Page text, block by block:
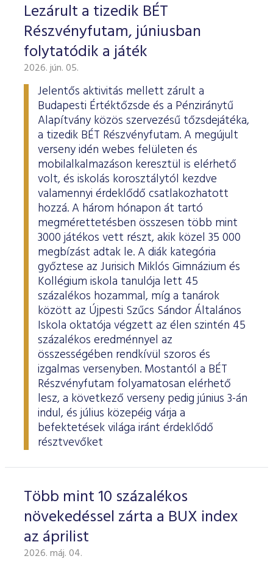
Lezárult a tizedik BÉT
Részvényfutam, júniusban
folytatódik a játék
2026. jún. 05.
Jelentős aktivitás mellett zárult a
Budapesti Értéktőzsde és a Pénziránytű
Alapítvány közös szervezésű tőzsdejátéka,
a tizedik BÉT Részvényfutam. A megújult
verseny idén webes felületen és
mobilalkalmazáson keresztül is elérhető
volt, és iskolás korosztálytól kezdve
valamennyi érdeklődő csatlakozhatott
hozzá. A három hónapon át tartó
megmérettetésben összesen több mint
3000 játékos vett részt, akik közel 35 000
megbízást adtak le. A diák kategória
győztese az Jurisich Miklós Gimnázium és
Kollégium iskola tanulója lett 45
százalékos hozammal, míg a tanárok
között az Újpesti Szűcs Sándor Általános
Iskola oktatója végzett az élen szintén 45
százalékos eredménnyel az
összességében rendkívül szoros és
izgalmas versenyben. Mostantól a BÉT
Részvényfutam folyamatosan elérhető
lesz, a következő verseny pedig június 3-án
indul, és július közepéig várja a
befektetések világa iránt érdeklődő
résztvevőket
Több mint 10 százalékos
növekedéssel zárta a BUX index
az áprilist
2026. máj. 04.